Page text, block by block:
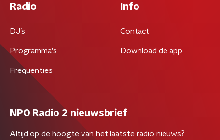
Radio
DJ’s
Programma's
Frequenties
Info
Contact
Download de app
NPO Radio 2 nieuwsbrief
Altijd op de hoogte van het laatste radio nieuws?